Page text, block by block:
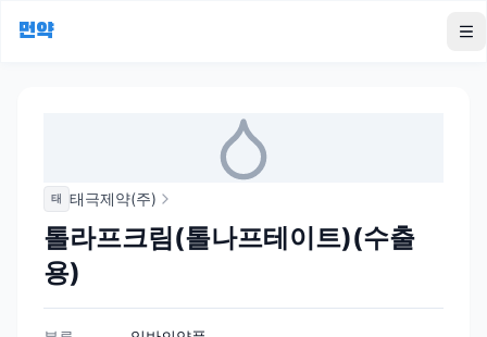
먼약
태 태극제약(주)
톨라프크림(톨나프테이트)(수출
용)